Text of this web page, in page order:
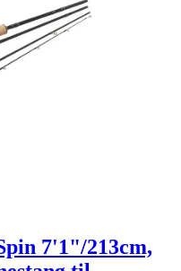
7'1"/213cm,